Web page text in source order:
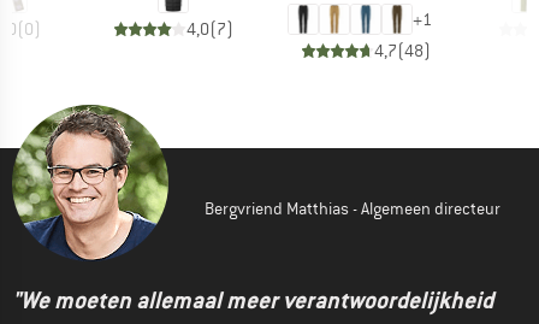
(0) 4,0(7) +1
4,7(48)
Bergvriend Matthias - Algemeen directeur
"We moeten allemaal meer verantwoordelijkheid